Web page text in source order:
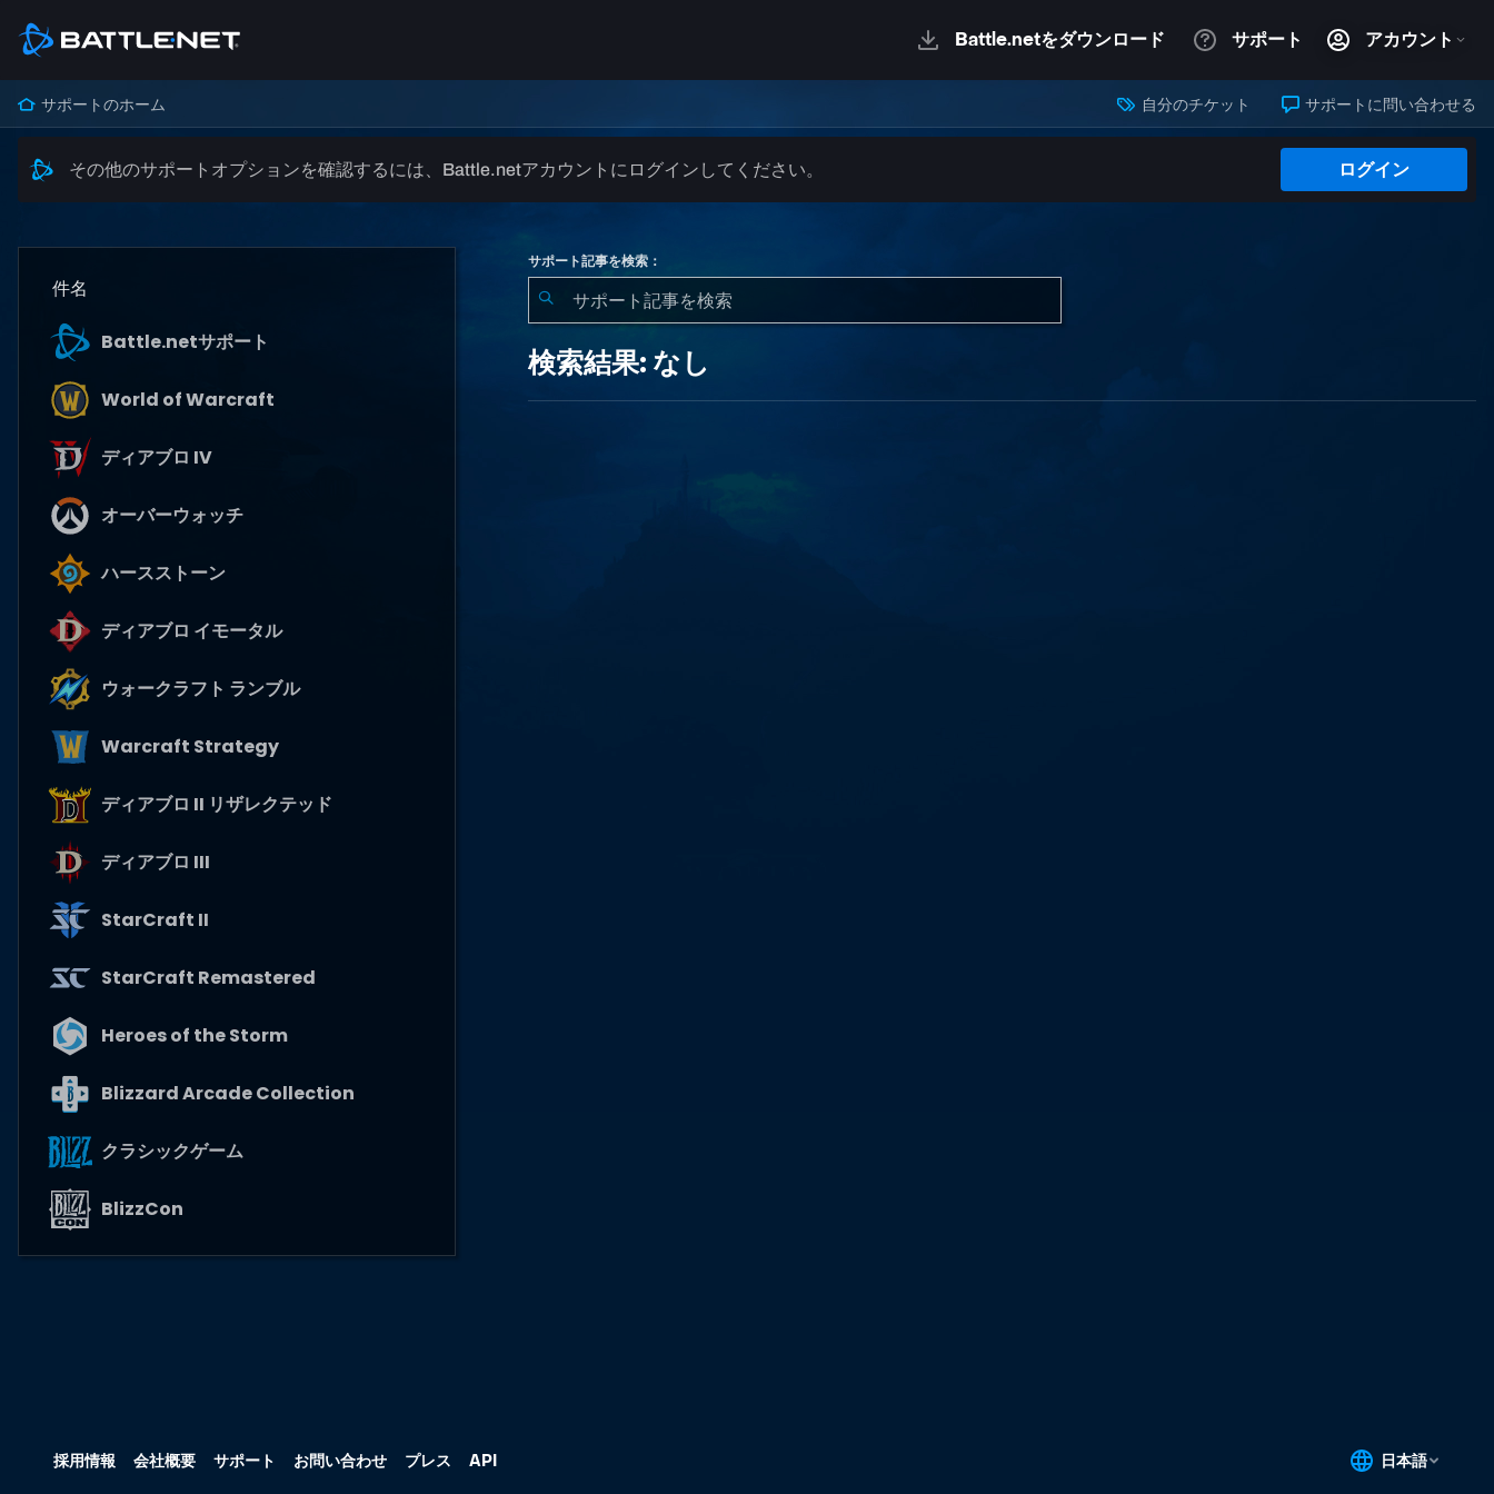
サポートのホーム 自分のチケット サポートに問い合わせる
その他のサポートオプションを確認するには、Battle.netアカウントにログインしてください。 ログイン
件名
Battle.netサポート
World of Warcraft
ディアブロ IV
オーバーウォッチ
ハースストーン
ディアブロ イモータル
ウォークラフト ランブル
Warcraft Strategy
ディアブロ II リザレクテッド
ディアブロ III
StarCraft II
StarCraft Remastered
Heroes of the Storm
Blizzard Arcade Collection
クラシックゲーム
BlizzCon
サポート記事を検索：
結
果:
検索結果: なし